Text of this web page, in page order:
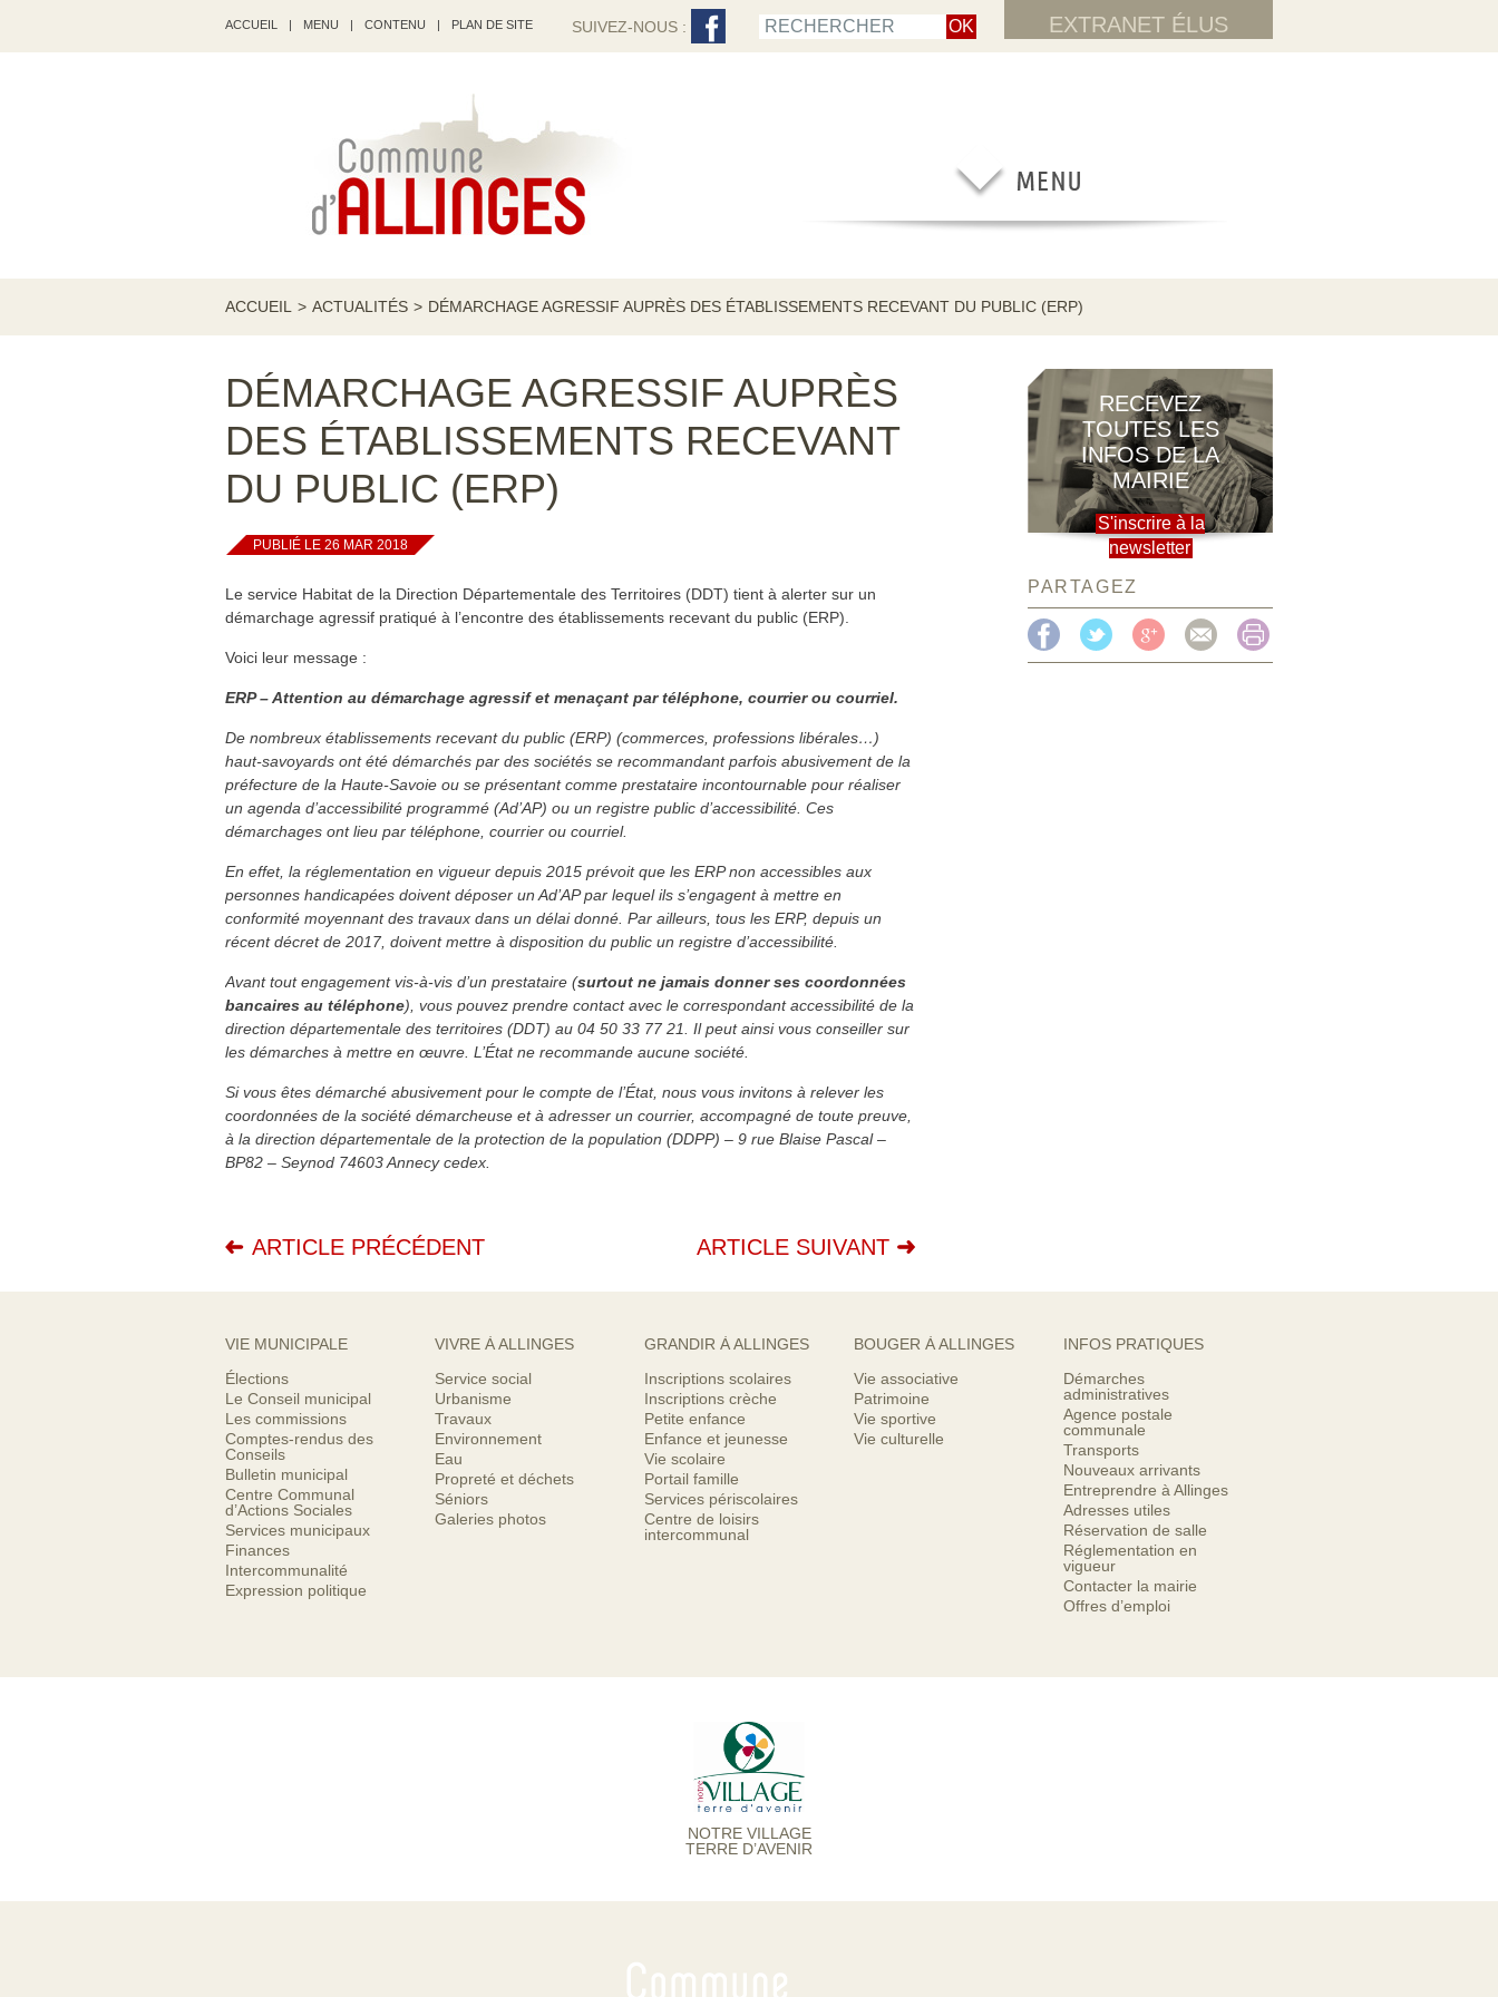
ACCUEIL | MENU | CONTENU | PLAN DE SITE EXTRANET ÉLUS
SUIVEZ-NOUS :
ACCUEIL > ACTUALITÉS > DÉMARCHAGE AGRESSIF AUPRÈS DES ÉTABLISSEMENTS RECEVANT DU PUBLIC (ERP)
DÉMARCHAGE AGRESSIF AUPRÈS
DES ÉTABLISSEMENTS RECEVANT
DU PUBLIC (ERP)
PUBLIÉ LE 26 MAR 2018
Le service Habitat de la Direction Départementale des Territoires (DDT) tient à alerter sur un
démarchage agressif pratiqué à l’encontre des établissements recevant du public (ERP).
Voici leur message :
ERP – Attention au démarchage agressif et menaçant par téléphone, courrier ou courriel.
De nombreux établissements recevant du public (ERP) (commerces, professions libérales…)
haut-savoyards ont été démarchés par des sociétés se recommandant parfois abusivement de la
préfecture de la Haute-Savoie ou se présentant comme prestataire incontournable pour réaliser
un agenda d’accessibilité programmé (Ad’AP) ou un registre public d’accessibilité. Ces
démarchages ont lieu par téléphone, courrier ou courriel.
En effet, la réglementation en vigueur depuis 2015 prévoit que les ERP non accessibles aux
personnes handicapées doivent déposer un Ad’AP par lequel ils s’engagent à mettre en
conformité moyennant des travaux dans un délai donné. Par ailleurs, tous les ERP, depuis un
récent décret de 2017, doivent mettre à disposition du public un registre d’accessibilité.
Avant tout engagement vis-à-vis d’un prestataire (surtout ne jamais donner ses coordonnées
bancaires au téléphone), vous pouvez prendre contact avec le correspondant accessibilité de la
direction départementale des territoires (DDT) au 04 50 33 77 21. Il peut ainsi vous conseiller sur
les démarches à mettre en œuvre. L’État ne recommande aucune société.
Si vous êtes démarché abusivement pour le compte de l’État, nous vous invitons à relever les
coordonnées de la société démarcheuse et à adresser un courrier, accompagné de toute preuve,
à la direction départementale de la protection de la population (DDPP) – 9 rue Blaise Pascal –
BP82 – Seynod 74603 Annecy cedex.
ARTICLE PRÉCÉDENT ARTICLE SUIVANT
RECEVEZ
TOUTES LES
INFOS DE LA
MAIRIE
S'inscrire à la
newsletter
PARTAGEZ
VIE MUNICIPALE
Élections
Le Conseil municipal
Les commissions
Comptes-rendus des
Conseils
Bulletin municipal
Centre Communal
d’Actions Sociales
Services municipaux
Finances
Intercommunalité
Expression politique
VIVRE À ALLINGES
Service social
Urbanisme
Travaux
Environnement
Eau
Propreté et déchets
Séniors
Galeries photos
GRANDIR À ALLINGES
Inscriptions scolaires
Inscriptions crèche
Petite enfance
Enfance et jeunesse
Vie scolaire
Portail famille
Services périscolaires
Centre de loisirs
intercommunal
BOUGER À ALLINGES
Vie associative
Patrimoine
Vie sportive
Vie culturelle
INFOS PRATIQUES
Démarches
administratives
Agence postale
communale
Transports
Nouveaux arrivants
Entreprendre à Allinges
Adresses utiles
Réservation de salle
Réglementation en
vigueur
Contacter la mairie
Offres d’emploi
NOTRE VILLAGE
TERRE D’AVENIR